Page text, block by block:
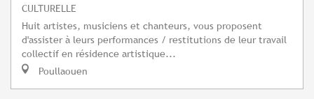
CULTURELLE
Huit artistes, musiciens et chanteurs, vous proposent
d'assister à leurs performances / restitutions de leur travail
collectif en résidence artistique...
Poullaouen